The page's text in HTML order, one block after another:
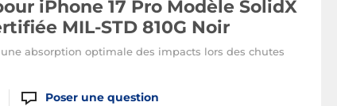
iPhone 17 Pro Modèle SolidX
MIL-STD 810G Noir
une absorption optimale des impacts lors des chutes
Poser une question